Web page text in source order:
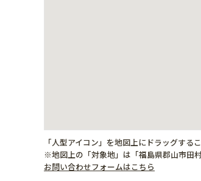
「人型アイコン」を地図上にドラッグする
※地図上の「対象地」は「福島県郡山市田
お問い合わせフォームはこちら